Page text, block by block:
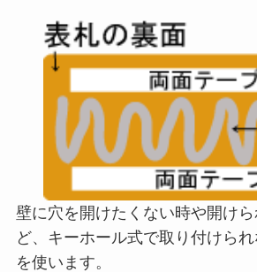
壁に穴を開けたくない時や開け
ど、キーホール式で取り付けら
を使います。